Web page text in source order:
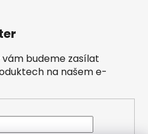
budeme zasílat
na našem e-